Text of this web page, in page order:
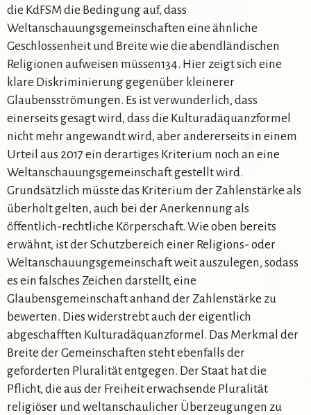
die KdFSM die Bedingung auf, dass
Weltanschauungsgemeinschaften eine ähnliche
Geschlossenheit und Breite wie die abendländischen
Religionen aufweisen müssen134. Hier zeigt sich eine
klare Diskriminierung gegenüber kleinerer
Glaubensströmungen. Es ist verwunderlich, dass
einerseits gesagt wird, dass die Kulturadäquanzformel
nicht mehr angewandt wird, aber andererseits in einem
Urteil aus 2017 ein derartiges Kriterium noch an eine
Weltanschauungsgemeinschaft gestellt wird.
Grundsätzlich müsste das Kriterium der Zahlenstärke als
überholt gelten, auch bei der Anerkennung als
öffentlich-rechtliche Körperschaft. Wie oben bereits
erwähnt, ist der Schutzbereich einer Religions- oder
Weltanschauungsgemeinschaft weit auszulegen, sodass
es ein falsches Zeichen darstellt, eine
Glaubensgemeinschaft anhand der Zahlenstärke zu
bewerten. Dies widerstrebt auch der eigentlich
abgeschafften Kulturadäquanzformel. Das Merkmal der
Breite der Gemeinschaften steht ebenfalls der
geforderten Pluralität entgegen. Der Staat hat die
Pflicht, die aus der Freiheit erwachsende Pluralität
religiöser und weltanschaulicher Überzeugungen zu